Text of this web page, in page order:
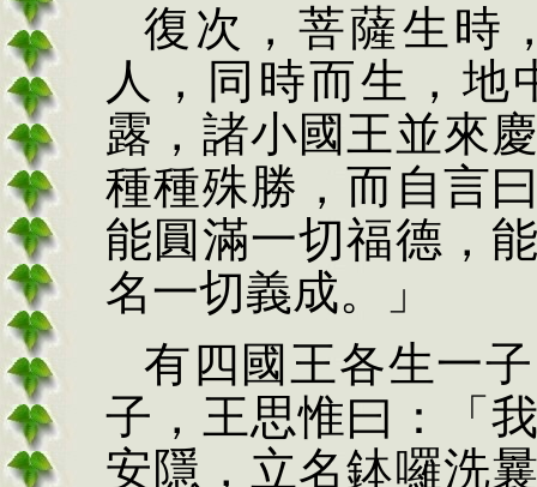
復次，菩薩生時
人，同時而生，地
露，諸小國王並來
種種殊勝，而自言
能圓滿一切福德，
名一切義成。」
有四國王各生一
子，王思惟曰：「
安隱，立名鉢囉洗